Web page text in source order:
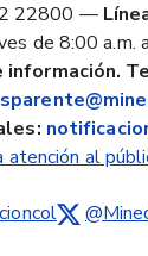
22800 —
de 8:00 a.m.
atención al